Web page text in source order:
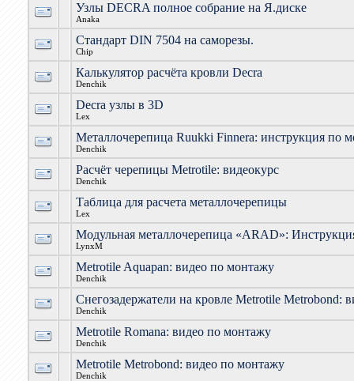
Узлы DECRA полное собрание на Я.диске
Anaka
Стандарт DIN 7504 на саморезы.
Chip
Калькулятор расчёта кровли Deсra
Denchik
Decra узлы в 3D
Lex
Металлочерепица Ruukki Finnera: инструкция по
Denchik
Расчёт черепицы Metrotile: видеокурс
Denchik
Таблица для расчета металлочерепицы
Lex
Модульная металлочерепица «ARAD»:
LynxM
Metrotile Aquapan: видео по монтажу
Denchik
Снегозадержатели на кровле Metrotile Metrobond:
Denchik
Metrotile Romana: видео по монтажу
Denchik
Metrotile Metrobond: видео по монтажу
Denchik